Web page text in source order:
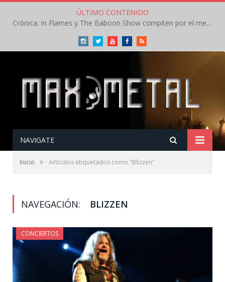
ÚLTIMO CONTENIDO
Crónica: In Flames y The Baboon Show compiten por el mejor concierto del día en el Leyendas del Rock – Viernes – Agosto 2026
InstagramTwitterYoutubeFacebookRSS
NAVIGATE
Inicio » Artículos etiquetados como "Blizzen"
NAVEGACIÓN: BLIZZEN
CONCIERTOS